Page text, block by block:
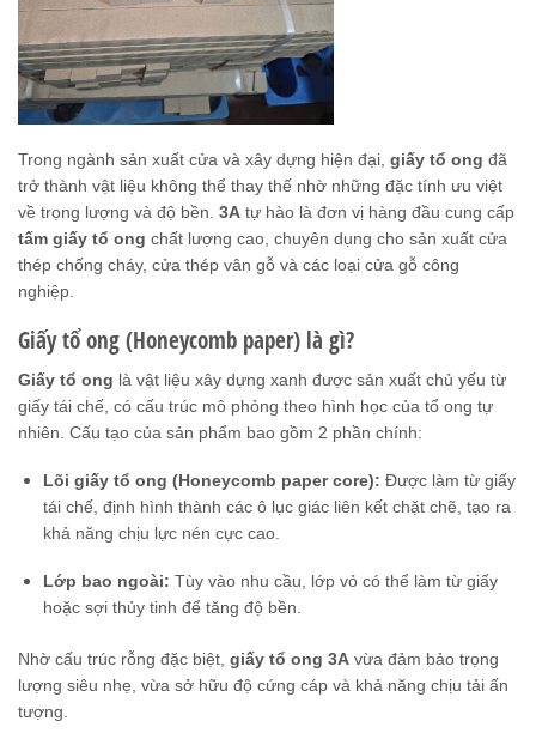
Trong ngành sản xuất cửa và xây dựng hiện đại, giấy tổ ong đã
trở thành vật liệu không thể thay thế nhờ những đặc tính ưu việt
về trọng lượng và độ bền. 3A tự hào là đơn vị hàng đầu cung cấp
tấm giấy tổ ong chất lượng cao, chuyên dụng cho sản xuất cửa
thép chống cháy, cửa thép vân gỗ và các loại cửa gỗ công
nghiệp.
Giấy tổ ong (Honeycomb paper) là gì?
Giấy tổ ong là vật liệu xây dựng xanh được sản xuất chủ yếu từ
giấy tái chế, có cấu trúc mô phỏng theo hình học của tổ ong tự
nhiên. Cấu tạo của sản phẩm bao gồm 2 phần chính:
Lõi giấy tổ ong (Honeycomb paper core): Được làm từ giấy
tái chế, định hình thành các ô lục giác liên kết chặt chẽ, tạo ra
khả năng chịu lực nén cực cao.
Lớp bao ngoài: Tùy vào nhu cầu, lớp vỏ có thể làm từ giấy
hoặc sợi thủy tinh để tăng độ bền.
Nhờ cấu trúc rỗng đặc biệt, giấy tổ ong 3A vừa đảm bảo trọng
lượng siêu nhẹ, vừa sở hữu độ cứng cáp và khả năng chịu tải ấn
tượng.